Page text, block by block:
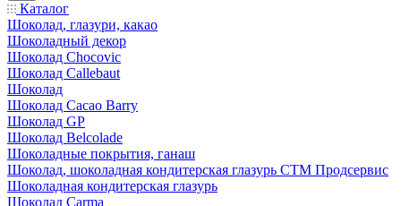
Каталог
Шоколад, глазури, какао
Шоколадный декор
Шоколад Chocovic
Шоколад Callebaut
Шоколад
Шоколад Cacao Barry
Шоколад GP
Шоколад Belcolade
Шоколадные покрытия, ганаш
Шоколад, шоколадная кондитерская глазурь СТМ Продсервис
Шоколадная кондитерская глазурь
Шоколад Carma